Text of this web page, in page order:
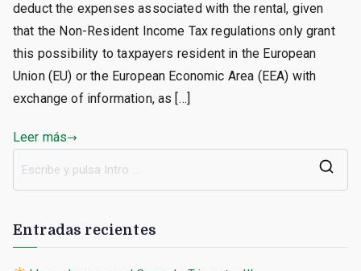
deduct the expenses associated with the rental, given
that the Non-Resident Income Tax regulations only grant
this possibility to taxpayers resident in the European
Union (EU) or the European Economic Area (EEA) with
exchange of information, as […]
Leer más
Entradas recientes